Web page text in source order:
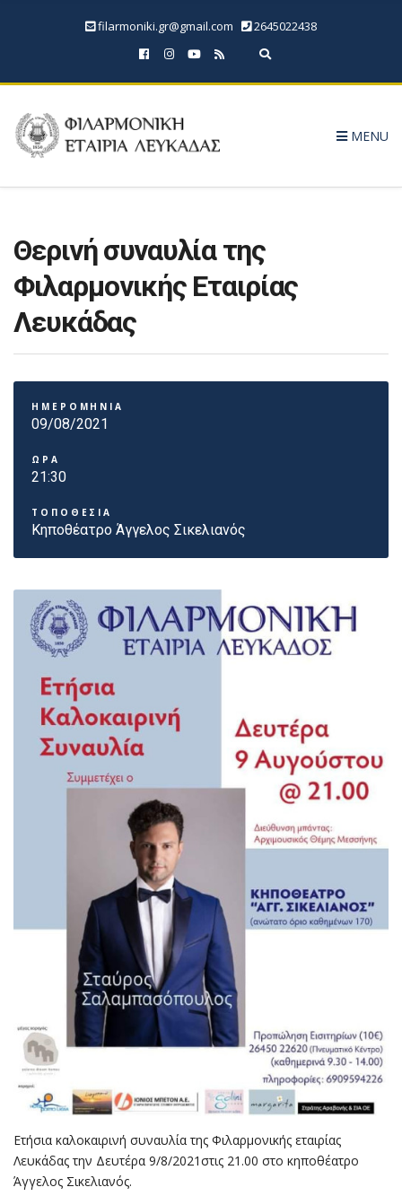
filarmoniki.gr@gmail.com
2645022438
Expand search form
MENU
Θερινή συναυλία της
Φιλαρμονικής Εταιρίας
Λευκάδας
ΗΜΕΡΟΜΗΝΙΑ
09/08/2021
ΩΡΑ
21:30
ΤΟΠΟΘΕΣΙΑ
Κηποθέατρο Άγγελος Σικελιανός
Ετήσια καλοκαιρινή συναυλία της Φιλαρμονικής εταιρίας
Λευκάδας την Δευτέρα 9/8/2021στις 21.00 στο κηποθέατρο
Άγγελος Σικελιανός.